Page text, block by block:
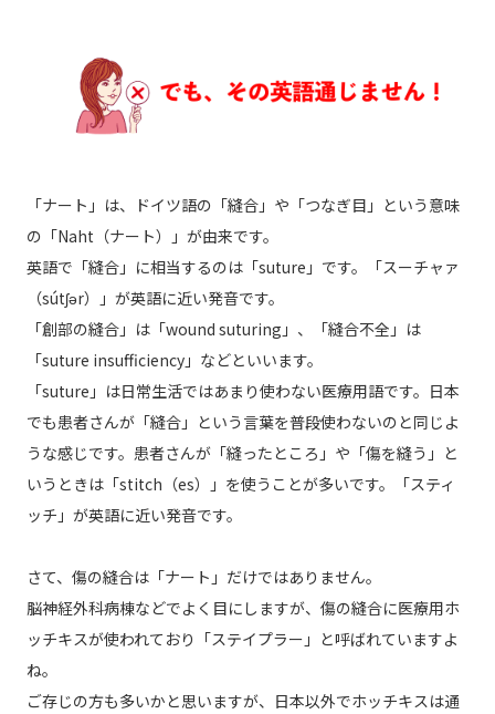
「ナート」は、ドイツ語の「縫合」や「つなぎ目」という意味
の「Naht（ナート）」が由来です。
英語で「縫合」に相当するのは「suture」です。「スーチャァ
（sútʃər）」が英語に近い発音です。
「創部の縫合」は「wound suturing」、「縫合不全」は
「suture insufficiency」などといいます。
「suture」は日常生活ではあまり使わない医療用語です。日本
でも患者さんが「縫合」という言葉を普段使わないのと同じよ
うな感じです。患者さんが「縫ったところ」や「傷を縫う」と
いうときは「stitch（es）」を使うことが多いです。「スティ
ッチ」が英語に近い発音です。
さて、傷の縫合は「ナート」だけではありません。
脳神経外科病棟などでよく目にしますが、傷の縫合に医療用ホ
ッチキスが使われており「ステイプラー」と呼ばれていますよ
ね。
ご存じの方も多いかと思いますが、日本以外でホッチキスは通